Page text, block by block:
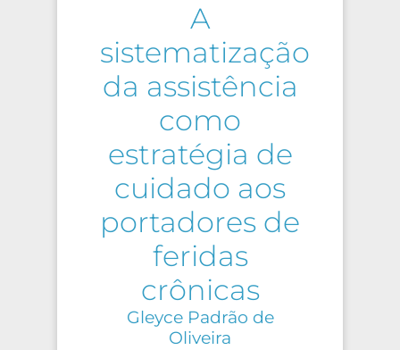
A
sistematização
da assistência
como
estratégia de
cuidado aos
portadores de
feridas
crônicas
Gleyce Padrão de
Oliveira